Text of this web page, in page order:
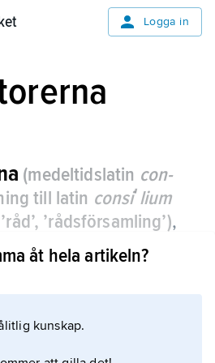
Logga in
(medeltidslatin con­
till latin consiʹlium
’rådsförsamling’),
de
som från mitten av
Italien. Benämningen
åt hela artikeln?
kunskap.